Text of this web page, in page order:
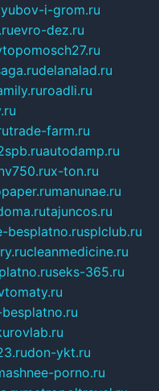
i-grom.ru
evro-dez.ru
delanalad.ru
roadli.ru
trade-farm.ru
autodamp.ru
x-ton.ru
manunae.ru
tajuncos.ru
besplatno.rusplclub.ru
cleanmedicine.ru
seks-365.ru
don-ykt.ru
porno.ru